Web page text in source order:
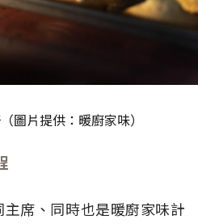
圖片提供：暖廚家味）
席、同時也是暖廚家味計